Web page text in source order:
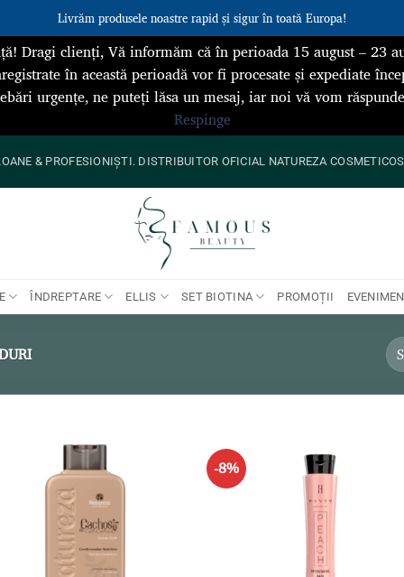
Livrăm produsele noastre rapid și sigur în toată Europa!
Dragi clienți, Vă informăm că în perioada 15 august – 23
în această perioadă vor fi procesate și expediate
urgențe, ne puteți lăsa un mesaj, iar noi vă vom
Respinge
& PROFESIONIȘTI. DISTRIBUITOR OFICIAL NATUREZA
ÎNDREPTARE ELLIS SET BIOTINA PROMOȚII
-8%